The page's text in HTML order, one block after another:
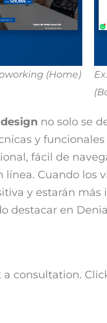
(Home)
no solo se
y
fácil de
línea. Cuando los
y estarán más
destacar en
a consultation.